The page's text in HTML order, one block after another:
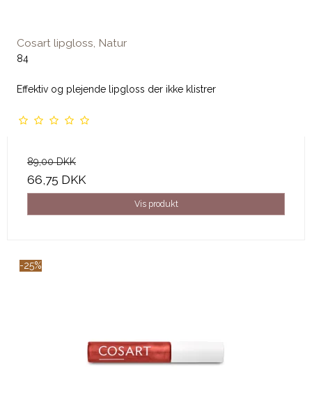
Cosart lipgloss, Natur
84
Effektiv og plejende lipgloss der ikke klistrer
89,00 DKK
66,75 DKK
Vis produkt
-25%